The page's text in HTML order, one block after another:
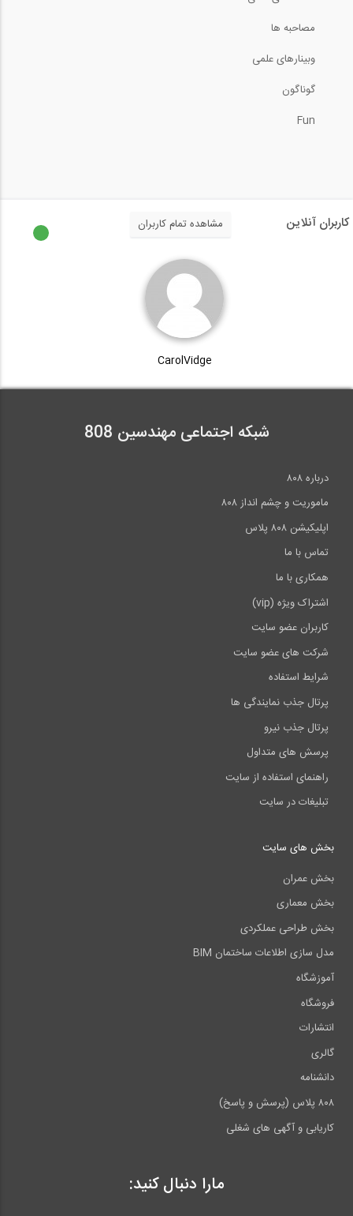
مصاحبه ها
وبینارهای علمی
گوناگون
Fun
کاربران آنلاین مشاهده تمام کاربران
CarolVidge
شبکه اجتماعی مهندسین 808
درباره ۸۰۸
ماموریت و چشم انداز ۸۰۸
اپلیکیشن ۸۰۸ پلاس
تماس با ما
همکاری با ما
اشتراک ویژه (vip)
کاربران عضو سایت
شرکت های عضو سایت
شرایط استفاده
پرتال جذب نمایندگی ها
پرتال جذب نیرو
پرسش های متداول
راهنمای استفاده از سایت
تبلیغات در سایت
بخش های سایت
بخش عمران
بخش معماری
بخش طراحی عملکردی
مدل سازی اطلاعات ساختمان BIM
آموزشگاه
فروشگاه
انتشارات
گالری
دانشنامه
۸۰۸ پلاس (پرسش و پاسخ)
کاریابی و آگهی های شغلی
مارا دنبال کنید: